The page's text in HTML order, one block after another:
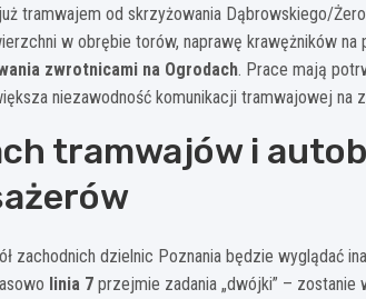
tramwajem od skrzyżowania Dąbrowskiego/
w obrębie torów, naprawę krawężników na
zwrotnicami na Ogrodach. Prace mają
niezawodność komunikacji tramwajowej na
tramwajów i
zachodnich dzielnic Poznania będzie wyglądać
linia 7 przejmie zadania „dwójki” – zostanie